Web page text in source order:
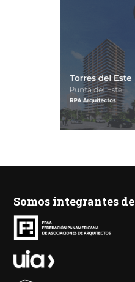
Somos integrantes de